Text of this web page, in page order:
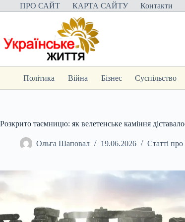
Перейти
до
ПРО САЙТ КАРТА САЙТУ Контакти
Політика Війна Бізнес Суспільство
Розкрито таємницю: як велетенське каміння
Ольга Шаповал 19.06.2026 Статті про